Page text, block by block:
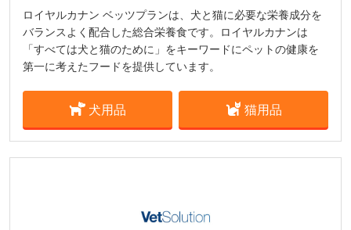
ロイヤルカナン ベッツプランは、犬と猫に必要な栄養成分を
バランスよく配合した総合栄養食です。ロイヤルカナンは
「すべては犬と猫のために」をキーワードにペットの健康を
第一に考えたフードを提供しています。
犬用品 猫用品